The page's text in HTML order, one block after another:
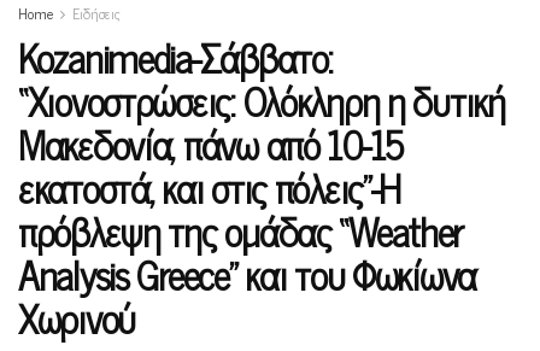
Home Ειδήσεις
Kozanimedia-Σάββατο:
“Χιονοστρώσεις: Ολόκληρη η δυτική
Μακεδονία, πάνω από 10-15
εκατοστά, και στις πόλεις”-Η
πρόβλεψη της ομάδας “Weather
Analysis Greece” και του Φωκίωνα
Χωρινού